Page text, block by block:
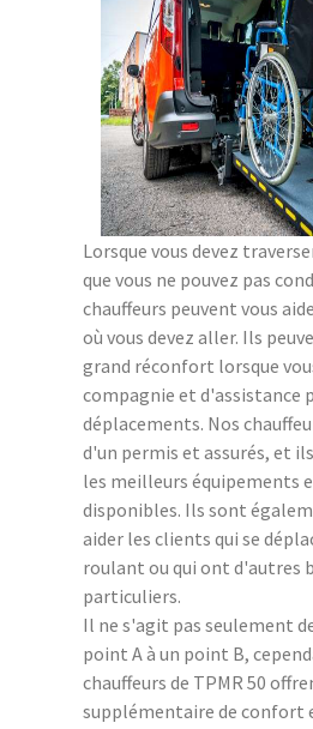
Lorsque vous devez
que vous ne pouvez pas
chauffeurs peuvent vous
où vous devez aller. Ils
grand réconfort lorsque
compagnie et d'assistance
déplacements. Nos
d'un permis et assurés, et
les meilleurs équipements
disponibles. Ils sont
aider les clients qui se
roulant ou qui ont d'autres
particuliers.
Il ne s'agit pas seulement
point A à un point B,
chauffeurs de TPMR 50
supplémentaire de confort